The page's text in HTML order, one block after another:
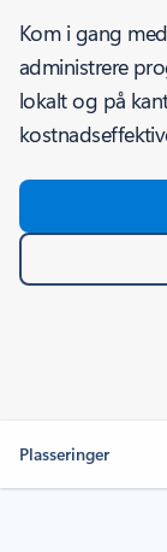
Kom i gang
administrere
lokalt og på
Plasseringer